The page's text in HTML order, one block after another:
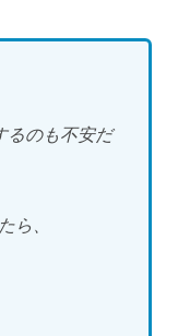
るのも不安だ
ら、